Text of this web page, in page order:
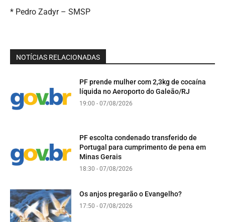
* Pedro Zadyr – SMSP
NOTÍCIAS RELACIONADAS
PF prende mulher com 2,3kg de cocaína
líquida no Aeroporto do Galeão/RJ
19:00 - 07/08/2026
PF escolta condenado transferido de
Portugal para cumprimento de pena em
Minas Gerais
18:30 - 07/08/2026
Os anjos pregarão o Evangelho?
17:50 - 07/08/2026